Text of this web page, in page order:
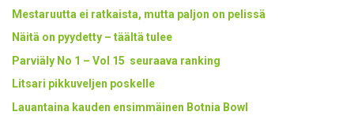
Mestaruutta ei ratkaista, mutta paljon on pelissä
Näitä on pyydetty – täältä tulee
Parviäly No 1 – Vol 15 seuraava ranking
Litsari pikkuveljen poskelle
Lauantaina kauden ensimmäinen Botnia Bowl